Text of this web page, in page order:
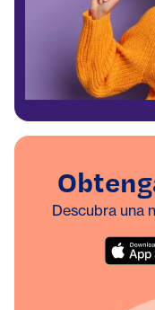
Descubra una